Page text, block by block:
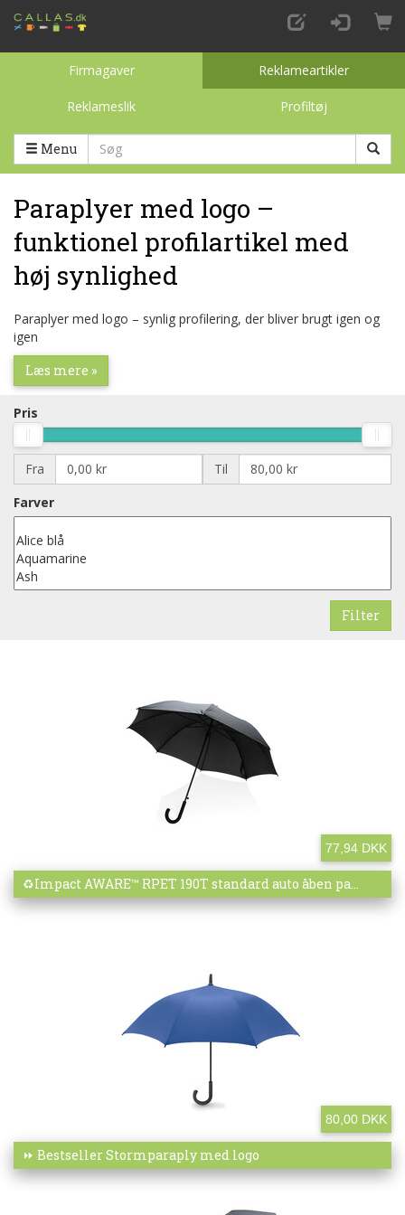
Firmagaver Reklameartikler
Reklameslik Profiltøj
Toggle categories
Menu
Paraplyer med logo –
funktionel profilartikel med
høj synlighed
Paraplyer med logo – synlig profilering, der bliver brugt igen og
igen
Læs mere »
Pris
Fra
Til
Farver
77,94 DKK
♻️Impact AWARE™ RPET 190T standard auto åben pa...
Mere info
80,00 DKK
⏩ Bestseller Stormparaply med logo
Mere info